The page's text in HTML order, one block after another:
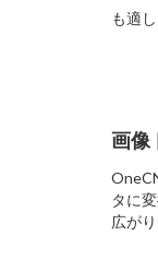
も適
画像
タに
広がり